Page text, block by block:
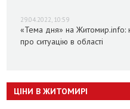
29.04.2022, 10:59
«Тема дня» на Житомир.info:
про ситуацію в області
ЦІНИ В ЖИТОМИРІ